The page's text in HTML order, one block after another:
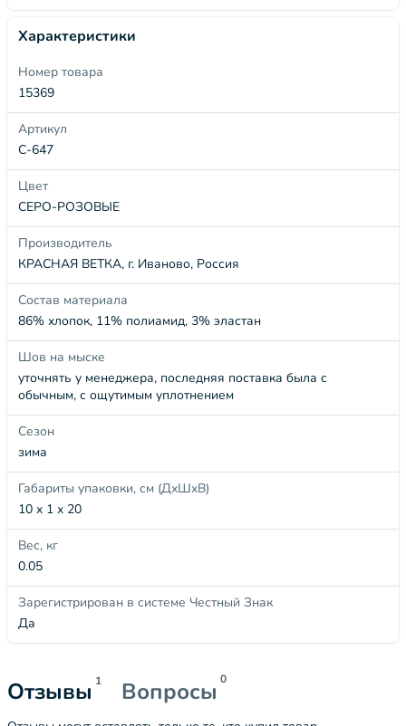
Характеристики
Номер товара
15369
Артикул
С-647
Цвет
СЕРО-РОЗОВЫЕ
Производитель
КРАСНАЯ ВЕТКА, г. Иваново, Россия
Состав материала
86% хлопок, 11% полиамид, 3% эластан
Шов на мыске
уточнять у менеджера, последняя поставка была с
обычным, с ощутимым уплотнением
Сезон
зима
Габариты упаковки, см (ДхШхВ)
10 x 1 x 20
Вес, кг
0.05
Зарегистрирован в системе Честный Знак
Да
Отзывы 1 Вопросы 0